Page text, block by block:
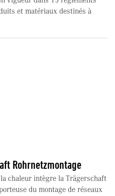
et matériaux destinés à
Rohrnetzmontage
chaleur intègre la Trägerschaft
du montage de réseaux